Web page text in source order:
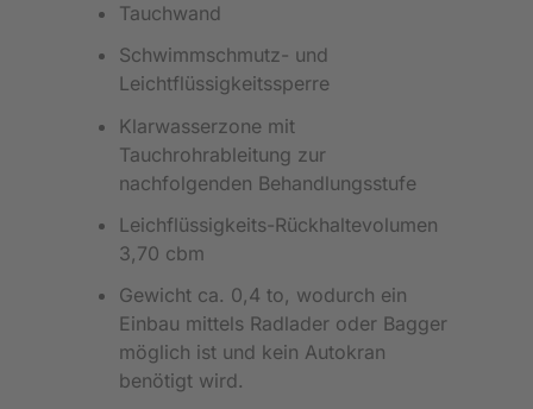
Tauchwand
Schwimmschmutz- und
Leichtflüssigkeitssperre
Klarwasserzone mit
Tauchrohrableitung zur
nachfolgenden Behandlungsstufe
Leichflüssigkeits-Rückhaltevolumen
3,70 cbm
Gewicht ca. 0,4 to, wodurch ein
Einbau mittels Radlader oder Bagger
möglich ist und kein Autokran
benötigt wird.